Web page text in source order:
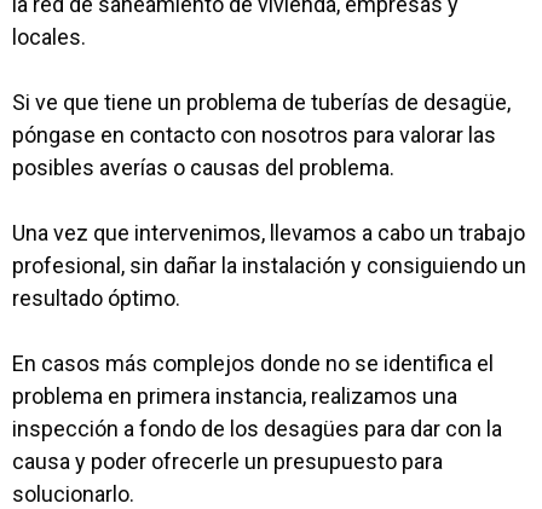
locales.
Si ve que tiene un problema de tuberías de desagüe,
póngase en contacto con nosotros para valorar las
posibles averías o causas del problema.
Una vez que intervenimos, llevamos a cabo un trabajo
profesional, sin dañar la instalación y consiguiendo un
resultado óptimo.
En casos más complejos donde no se identifica el
problema en primera instancia, realizamos una
inspección a fondo de los desagües para dar con la
causa y poder ofrecerle un presupuesto para
solucionarlo.